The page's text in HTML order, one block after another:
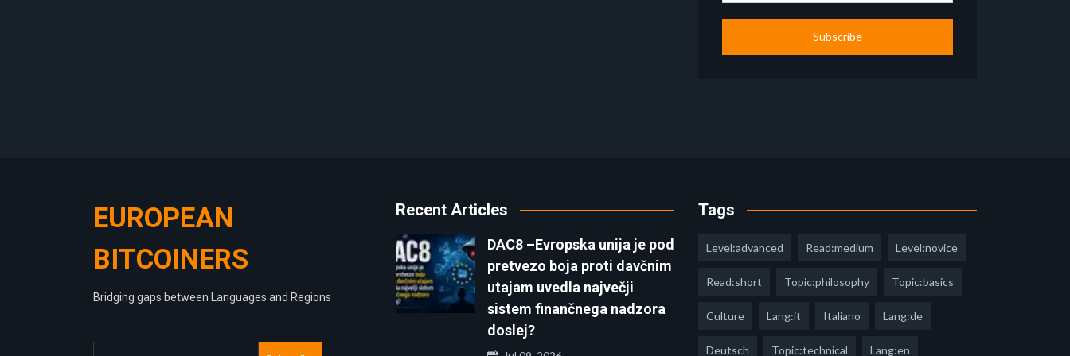
Subscribe
EUROPEAN
BITCOINERS
Bridging gaps between Languages and Regions
Recent Articles
DAC8 –Evropska unija je pod
pretvezo boja proti davčnim
utajam uvedla največji
sistem finančnega nadzora
doslej?
Tags
Level:advanced Read:medium Level:novice
Read:short Topic:philosophy Topic:basics
Culture Lang:it Italiano Lang:de
Deutsch Topic:technical Lang:en